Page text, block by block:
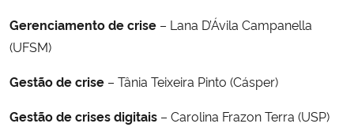
Gerenciamento de crise – Lana D’Ávila Campanella
(UFSM)
Gestão de crise – Tânia Teixeira Pinto (Cásper)
Gestão de crises digitais – Carolina Frazon Terra (USP)